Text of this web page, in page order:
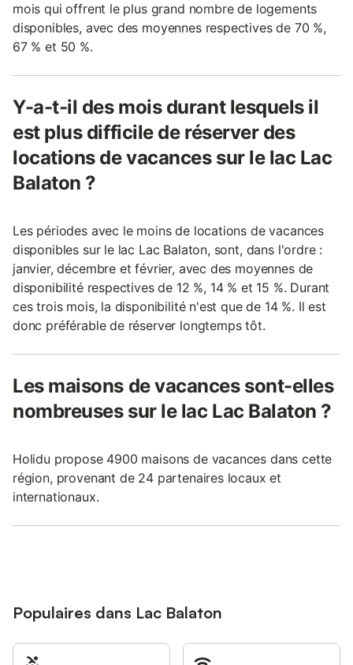
mois qui offrent le plus grand nombre de logements
disponibles, avec des moyennes respectives de 70 %,
67 % et 50 %.
Y-a-t-il des mois durant lesquels il
est plus difficile de réserver des
locations de vacances sur le lac Lac
Balaton ?
Les périodes avec le moins de locations de vacances
disponibles sur le lac Lac Balaton, sont, dans l'ordre :
janvier, décembre et février, avec des moyennes de
disponibilité respectives de 12 %, 14 % et 15 %. Durant
ces trois mois, la disponibilité n'est que de 14 %. Il est
donc préférable de réserver longtemps tôt.
Les maisons de vacances sont-elles
nombreuses sur le lac Lac Balaton ?
Holidu propose 4900 maisons de vacances dans cette
région, provenant de 24 partenaires locaux et
internationaux.
Populaires dans Lac Balaton